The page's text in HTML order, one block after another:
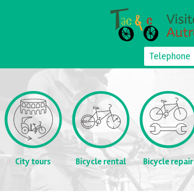
Telephone
City tours Bicycle rental Bicycle repair